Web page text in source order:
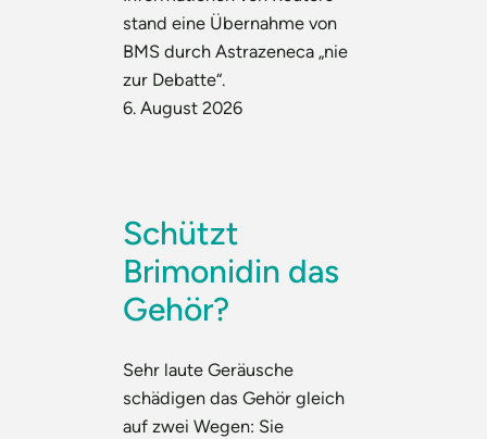
stand eine Übernahme von
BMS durch Astrazeneca „nie
zur Debatte“.
6. August 2026
Schützt
Brimonidin das
Gehör?
Sehr laute Geräusche
schädigen das Gehör gleich
auf zwei Wegen: Sie